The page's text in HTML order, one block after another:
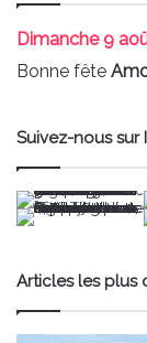
Dimanche9
Bonne fête
Suivez-nous sur
Articles les plus